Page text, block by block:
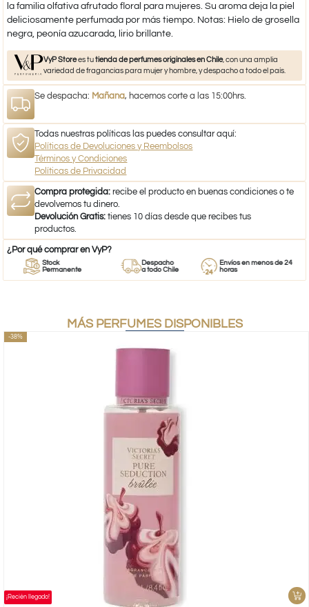
la familia olfativa afrutado floral para mujeres. Su aroma deja la piel
deliciosamente perfumada por más tiempo. Notas: Hielo de grosella
negra, peonía azucarada, lirio brillante.
VyP Storees tutienda de perfumes originales en Chile, con una amplia
variedad de fragancias para mujer y hombre, y despacho a todo el país.
Se despacha: Mañana, hacemos corte a las 15:00hrs.
Todas nuestras políticas las puedes consultar aquí:
Políticas de Devoluciones y Reembolsos
Términos y Condiciones
Políticas de Privacidad
Compra protegida: recibe el producto en buenas condiciones o te
devolvemos tu dinero.
Devolución Gratis: tienes 10 días desde que recibes tus
productos.
¿Por qué comprar en VyP?
Stock
Permanente
Despacho
a todo Chile
Envíos en menos de 24
horas
MÁS PERFUMES DISPONIBLES
-38%
¡Recién llegado!